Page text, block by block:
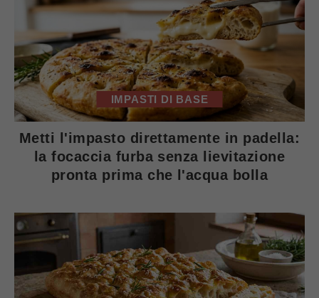
IMPASTI DI BASE
Metti l'impasto direttamente in padella:
la focaccia furba senza lievitazione
pronta prima che l'acqua bolla